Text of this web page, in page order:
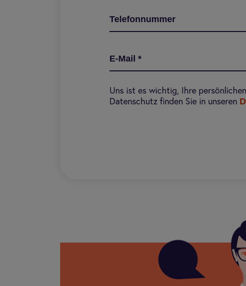
Telefonnummer
E-Mail *
Uns ist es wichtig, Ihre
Datenschutz finden Sie in unseren